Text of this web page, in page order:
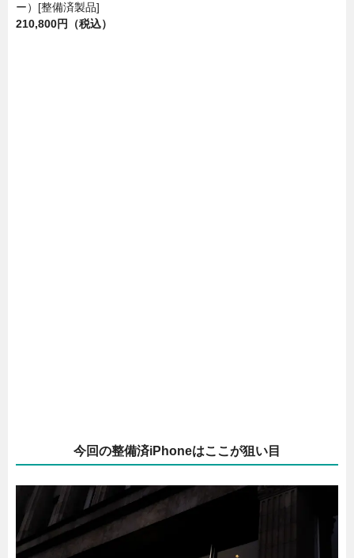
ー）[整備済製品]
210,800円（税込）
今回の整備済iPhoneはここが狙い目